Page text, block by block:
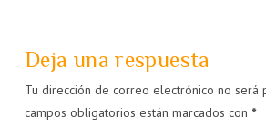
Deja una respuesta
Tu dirección de correo electrónico no será
campos obligatorios están marcados con *